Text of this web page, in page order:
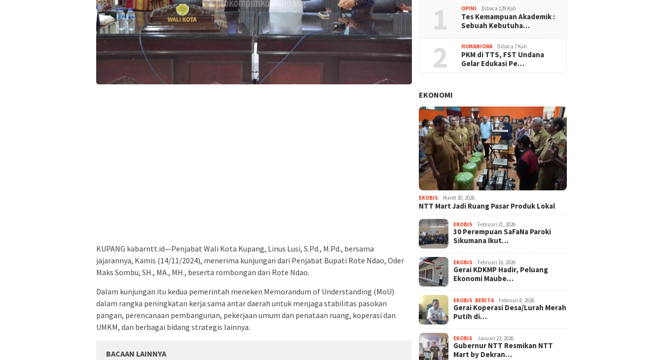
KUPANG kabarntt.id—Penjabat Wali Kota Kupang, Linus Lusi, S.Pd., M.Pd., bersama
jajarannya, Kamis (14/11/2024), menerima kunjungan dari Penjabat Bupati Rote Ndao, Oder
Maks Sombu, SH., MA., MH., beserta rombongan dari Rote Ndao.
Dalam kunjungan itu kedua pemerintah meneken Memorandum of Understanding (MoU)
dalam rangka peningkatan kerja sama antar daerah untuk menjaga stabilitas pasokan
pangan, perencanaan pembangunan, pekerjaan umum dan penataan ruang, koperasi dan
UMKM, dan berbagai bidang strategis lainnya.
BACAAN LAINNYA
1 OPINI Dibaca 129 Kali
Tes Kemampuan Akademik :
Sebuah Kebutuha…
2 HUMANIORA Dibaca 7 Kali
PKM di TTS, FST Undana
Gelar Edukasi Pe…
EKONOMI
EKOBIS Maret 30, 2026
NTT Mart Jadi Ruang Pasar Produk Lokal
EKOBIS Februari 21, 2026
30 Perempuan SaFaNa Paroki
Sikumana Ikut…
EKOBIS Februari 16, 2026
Gerai KDKMP Hadir, Peluang
Ekonomi Maube…
EKOBIS BERITA Februari 8, 2026
Gerai Koperasi Desa/Lurah Merah
Putih di…
EKOBIS Januari 23, 2026
Gubernur NTT Resmikan NTT
Mart by Dekran…